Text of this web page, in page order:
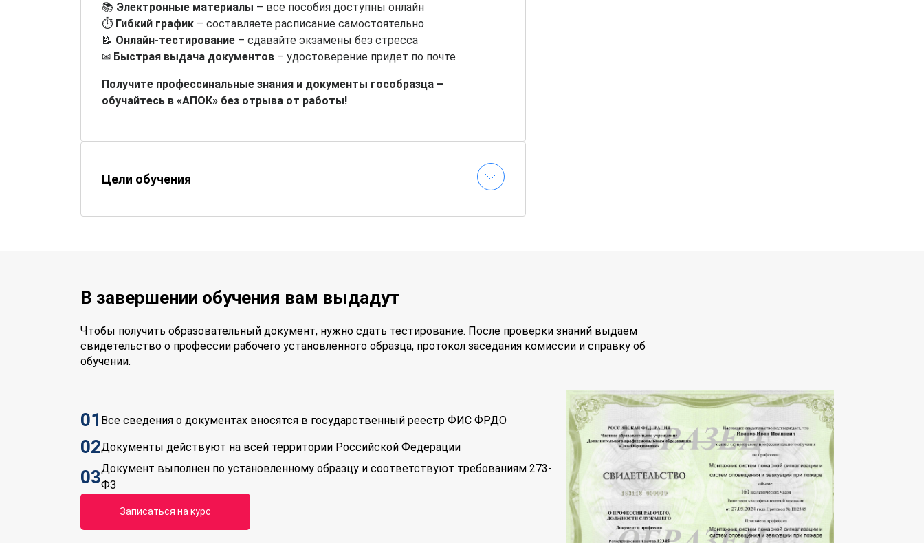
📚 Электронные материалы – все пособия доступны онлайн
⏱ Гибкий график – составляете расписание самостоятельно
📝 Онлайн-тестирование – сдавайте экзамены без стресса
✉ Быстрая выдача документов – удостоверение придет по почте
Получите профессинальные знания и документы гособразца –
обучайтесь в «АПОК» без отрыва от работы!
Цели обучения
В завершении обучения вам выдадут
Чтобы получить образовательный документ, нужно сдать тестирование. После проверки знаний выдаем
свидетельство о профессии рабочего установленного образца, протокол заседания комиссии и справку об
обучении.
01 Все сведения о документах вносятся в государственный реестр ФИС ФРДО
02Документы действуют на всей территории Российской Федерации
03Документ выполнен по установленному образцу и соответствуют требованиям 273-
ФЗ
Записаться на курс